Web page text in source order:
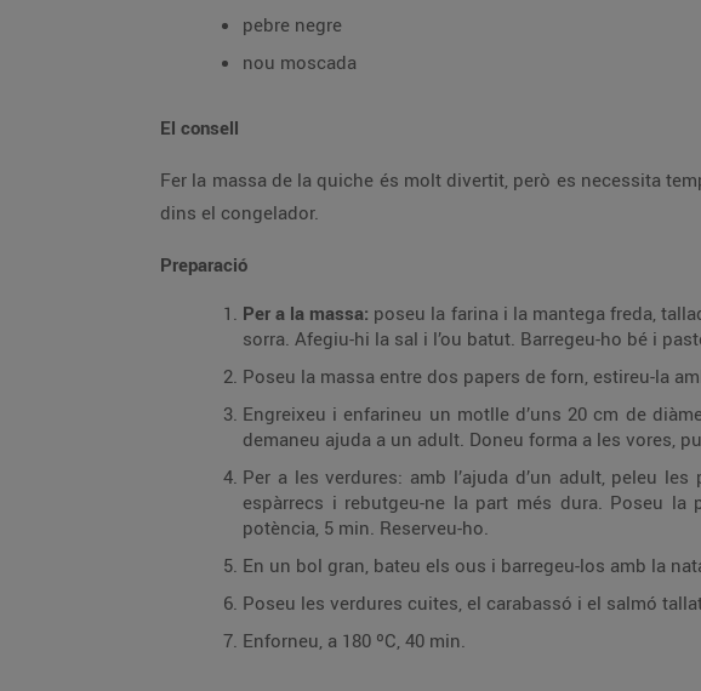
pebre negre
nou moscada
El consell
Fer la massa de la quiche és molt divertit, però es necessita
dins el congelador.
Preparació
Per a la massa: poseu la farina i la mantega freda,
sorra. Afegiu-hi la sal i l’ou batut. Barregeu-ho bé i
Poseu la massa entre dos papers de forn, estireu-la
Engreixeu i enfarineu un motlle d’uns 20 cm de
demaneu ajuda a un adult. Doneu forma a les vores,
Per a les verdures: amb l’ajuda d’un adult, peleu
espàrrecs i rebutgeu-ne la part més dura. Poseu
potència, 5 min. Reserveu-ho.
En un bol gran, bateu els ous i barregeu-los amb la
Poseu les verdures cuites, el carabassó i el salmó
Enforneu, a 180 ºC, 40 min.